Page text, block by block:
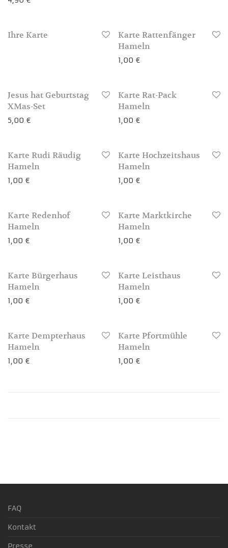
3-4 Werktage
Ihre Karte
Karte Rattenfänger
Hameln
1,00 €
3-4 Werktage
Jesus hat Geburtstag
XMas-Set
5,00 €
3-4 Werktage
Karte Rat-Pack
Hameln
1,00 €
3-4 Werktage
Karte Rudi Räudig
Hameln
1,00 €
3-4 Werktage
Karte Hochzeitshaus
Hameln
1,00 €
3-4 Werktage
Karte Redenhof
Hameln
1,00 €
3-4 Werktage
Karte Marktkirche
Hameln
1,00 €
3-4 Werktage
Karte Bürgerhaus
Hameln
1,00 €
3-4 Werktage
Karte Leisthaus
Hameln
1,00 €
3-4 Werktage
Karte Dempterhaus
Hameln
1,00 €
Karte Pfortmühle
Hameln
1,00 €
FAQ
Kontakt
Presse